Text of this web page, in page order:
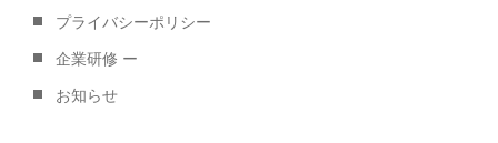
プライバシーポリシー
企業研修 ー
お知らせ